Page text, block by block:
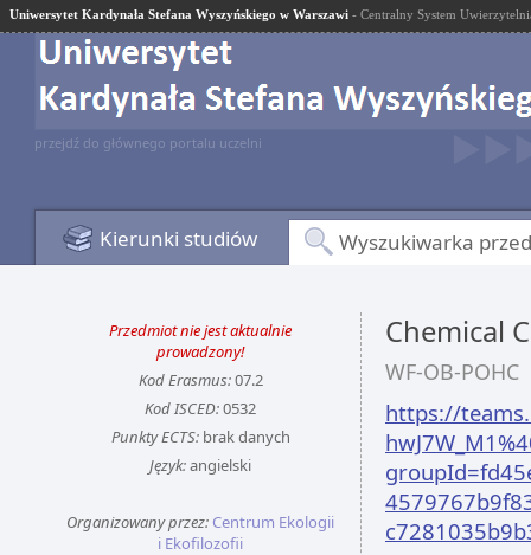
Uniwersytet Kardynała Stefana Wyszyńskiego w Warszawi - Centralny System
przejdź do głównego portalu uczelni
Kierunki studiów Wyszukiwarka
Przedmiot nie jest aktualnie
prowadzony!
Kod Erasmus:07.2
Kod ISCED:0532
Punkty ECTS:brak danych
Język:angielski
Organizowany przez: Centrum Ekologii
i Ekofilozofii
Chemical
WF-OB-POHC
https://